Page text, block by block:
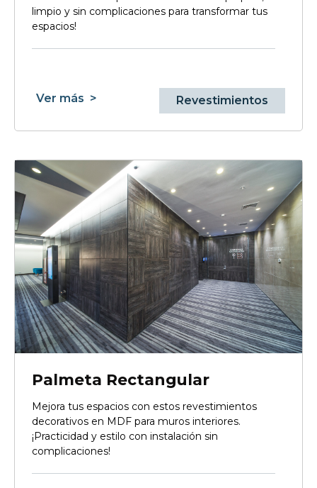
limpio y sin complicaciones para transformar tus
espacios!
Ver más > Revestimientos
Palmeta Rectangular
Mejora tus espacios con estos revestimientos
decorativos en MDF para muros interiores.
¡Practicidad y estilo con instalación sin
complicaciones!